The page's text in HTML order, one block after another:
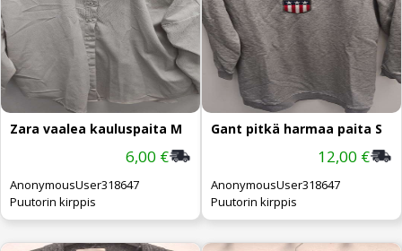
Zara vaalea kauluspaita M
6,00 €
AnonymousUser318647
Puutorin kirppis
Gant pitkä harmaa paita S
12,00 €
AnonymousUser318647
Puutorin kirppis